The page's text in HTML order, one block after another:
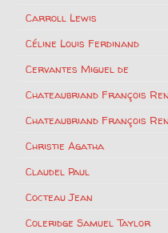
Carroll Lewis
Céline Louis Ferdinand
Cervantes Miguel de
Chateaubriand François
Chateaubriand François
Christie Agatha
Claudel Paul
Cocteau Jean
Coleridge Samuel Taylor